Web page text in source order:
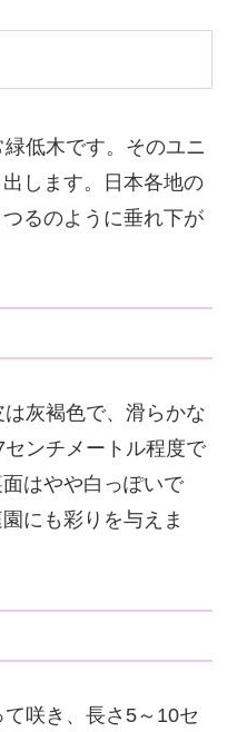
低木です。そのユニ
します。日本各地の
るのように垂れ下が
灰褐色で、滑らかな
ンチメートル程度で
はやや白っぽいで
にも彩りを与えま
咲き、長さ5～10セ